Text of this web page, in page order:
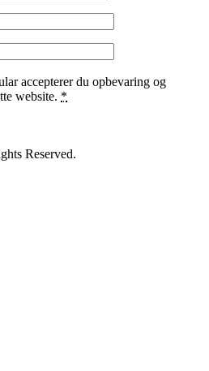
accepterer du opbevaring og
website. *
Reserved.